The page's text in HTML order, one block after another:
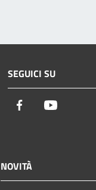
SEGUICI SU
Facebook
NOVITÀ